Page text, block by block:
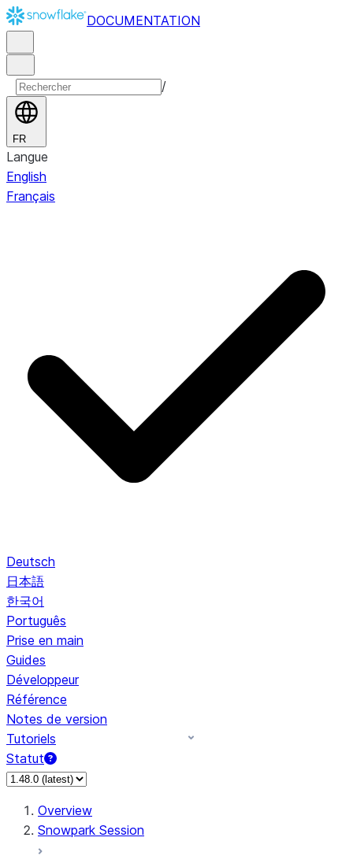
DOCUMENTATION
/
FR
Langue
English
Français
Deutsch
日本語
한국어
Português
Prise en main
Guides
Développeur
Référence
Notes de version
Tutoriels
Statut
Overview
Snowpark Session